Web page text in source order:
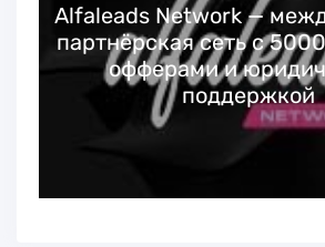
Alfaleads Network —
партнёрская сеть с
офферами и
поддержкой